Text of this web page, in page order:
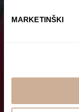
MARKETINŠKI